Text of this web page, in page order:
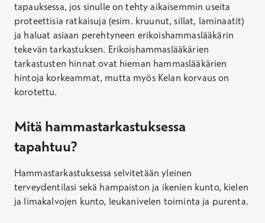
tapauksessa, jos sinulle on tehty aikaisemmin useita
proteettisia ratkaisuja (esim. kruunut, sillat, laminaatit)
ja haluat asiaan perehtyneen erikoishammaslääkärin
tekevän tarkastuksen. Erikoishammaslääkärien
tarkastusten hinnat ovat hieman hammaslääkärien
hintoja korkeammat, mutta myös Kelan korvaus on
korotettu.
Mitä hammastarkastuksessa
tapahtuu?
Hammastarkastuksessa selvitetään yleinen
terveydentilasi sekä hampaiston ja ikenien kunto, kielen
ja limakalvojen kunto, leukanivelen toiminta ja purenta.